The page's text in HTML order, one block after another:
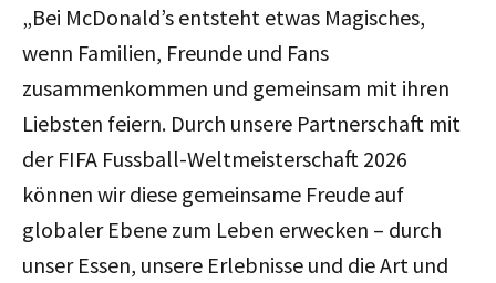
„Bei McDonald’s entsteht etwas Magisches,
wenn Familien, Freunde und Fans
zusammenkommen und gemeinsam mit ihren
Liebsten feiern. Durch unsere Partnerschaft mit
der FIFA Fussball-Weltmeisterschaft 2026
können wir diese gemeinsame Freude auf
globaler Ebene zum Leben erwecken – durch
unser Essen, unsere Erlebnisse und die Art und